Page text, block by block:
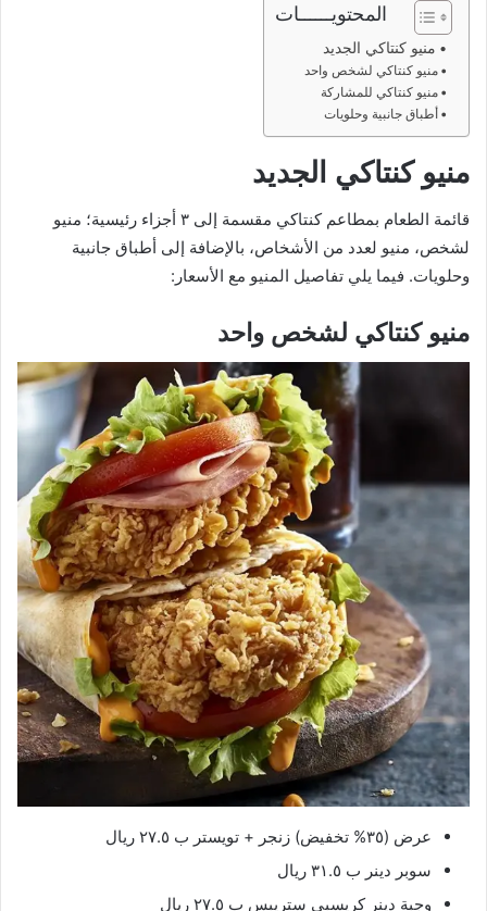
المحتويــــــات
منيو كنتاكي الجديد
منيو كنتاكي لشخص واحد
منيو كنتاكي للمشاركة
أطباق جانبية وحلويات
منيو كنتاكي الجديد
قائمة الطعام بمطاعم كنتاكي مقسمة إلى ٣ أجزاء رئيسية؛ منيو
لشخص، منيو لعدد من الأشخاص، بالإضافة إلى أطباق جانبية
وحلويات. فيما يلي تفاصيل المنيو مع الأسعار:
منيو كنتاكي لشخص واحد
عرض (٣٥% تخفيض) زنجر + تويستر ب ٢٧.٥ ريال
سوبر دينر ب ٣١.٥ ريال
وجبة دينر كريسبي ستريبس ب ٢٧.٥ ريال